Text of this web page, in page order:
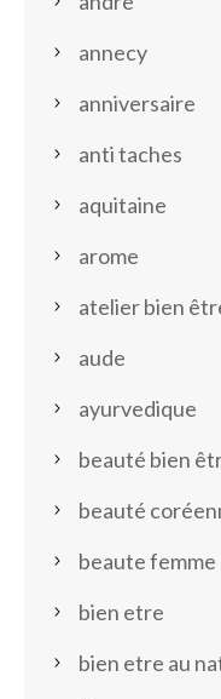
annecy
anniversaire
anti taches
aquitaine
arome
atelier bien
aude
ayurvedique
beauté bien
beauté
beaute femme
bien etre
bien etre au